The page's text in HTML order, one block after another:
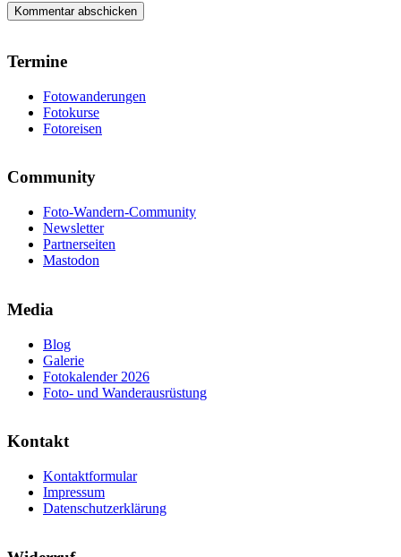
Termine
Fotowanderungen
Fotokurse
Fotoreisen
Community
Foto-Wandern-Community
Newsletter
Partnerseiten
Mastodon
Media
Blog
Galerie
Fotokalender 2026
Foto- und Wanderausrüstung
Kontakt
Kontaktformular
Impressum
Datenschutzerklärung